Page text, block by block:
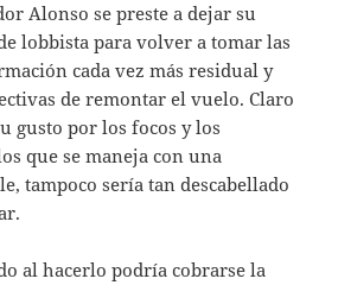
Alonso se preste a dejar su
lobbista para volver a tomar las
cada vez más residual y
de remontar el vuelo. Claro
gusto por los focos y los
que se maneja con una
tampoco sería tan descabellado
al hacerlo podría cobrarse la